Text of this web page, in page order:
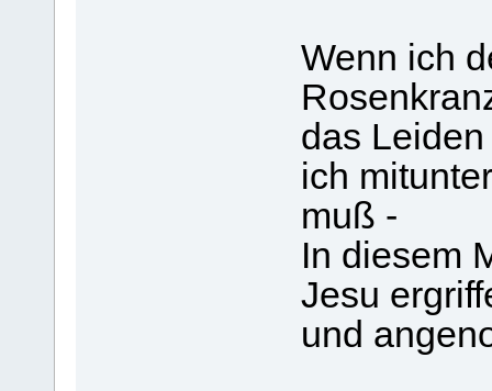
Wenn ich
das
ich
muß -
In diesem
Jesu
und